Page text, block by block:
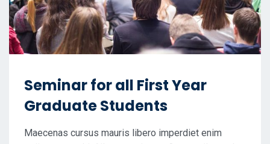
Seminar for all First Year
Graduate Students
Maecenas cursus mauris libero imperdiet enim